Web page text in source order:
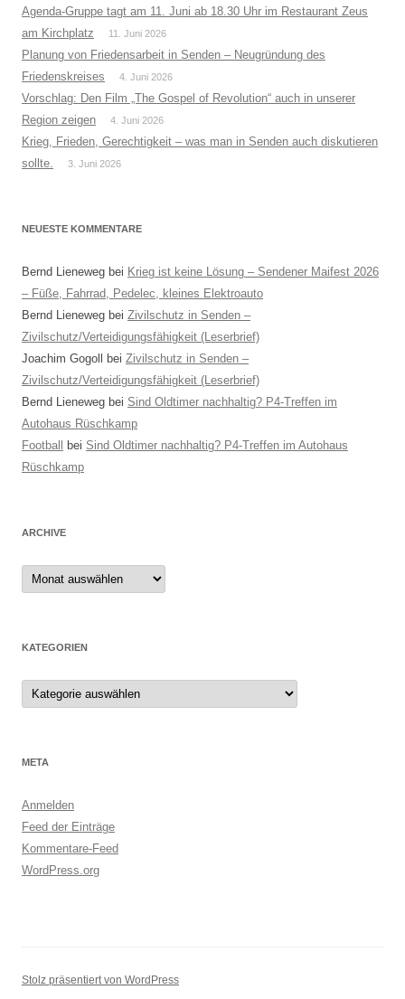
Agenda-Gruppe tagt am 11. Juni ab 18.30 Uhr im Restaurant Zeus
am Kirchplatz
11. Juni 2026
Planung von Friedensarbeit in Senden – Neugründung des
Friedenskreises
4. Juni 2026
Vorschlag: Den Film „The Gospel of Revolution“ auch in unserer
Region zeigen
4. Juni 2026
Krieg, Frieden, Gerechtigkeit – was man in Senden auch diskutieren
sollte.
3. Juni 2026
NEUESTE KOMMENTARE
Bernd Lieneweg bei Krieg ist keine Lösung – Sendener Maifest 2026
– Füße, Fahrrad, Pedelec, kleines Elektroauto
Bernd Lieneweg bei Zivilschutz in Senden –
Zivilschutz/Verteidigungsfähigkeit (Leserbrief)
Joachim Gogoll
bei Zivilschutz in Senden –
Zivilschutz/Verteidigungsfähigkeit (Leserbrief)
Bernd Lieneweg bei Sind Oldtimer nachhaltig? P4-Treffen im
Autohaus Rüschkamp
Football
bei Sind Oldtimer nachhaltig? P4-Treffen im Autohaus
Rüschkamp
ARCHIVE
Archive
KATEGORIEN
Kategorien
META
Anmelden
Feed der Einträge
Kommentare-Feed
WordPress.org
Stolz präsentiert von WordPress